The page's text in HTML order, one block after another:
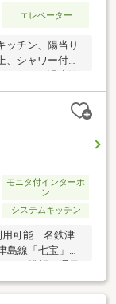
エレベーター
ッチン、陽当り
、シャワー付洗
全居室フローリ
モニタ付インターホ
ン
システムキッチン
用可能 名鉄津
線「七宝」
、駐車場に関
理費に記載さ